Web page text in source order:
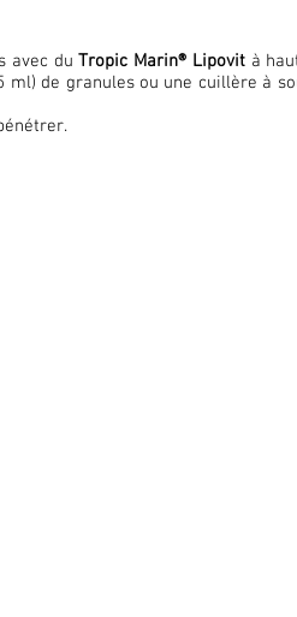
avec duTropic Marin® Lipovità
de granules ou une cuillère à